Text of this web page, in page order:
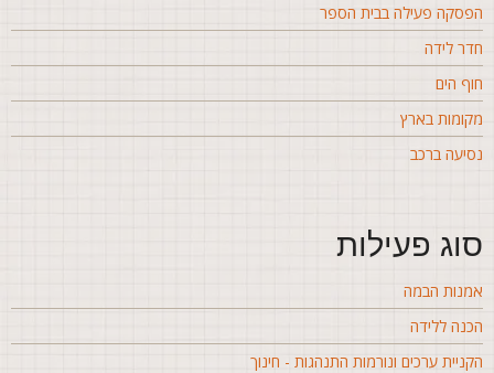
פעילה בבית הספר
לידה
הים
בארץ
ברכב
פעילות
הבמה
ללידה
ערכים ונורמות התנהגות - חינוך